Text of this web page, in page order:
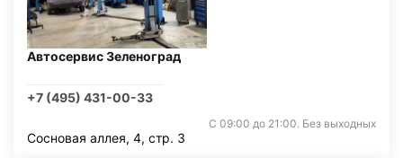
Автосервис Зеленоград
+7 (495) 431-00-33
С 09:00 до 21:00. Без выходных
Сосновая аллея, 4, стр. 3